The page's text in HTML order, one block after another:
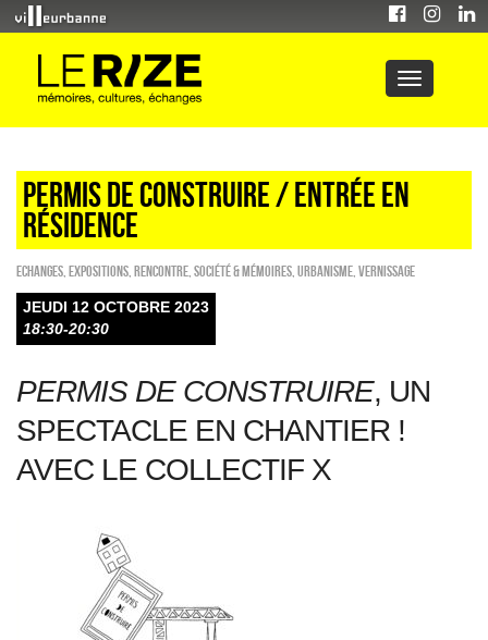
PERMIS DE CONSTRUIRE / Entrée en
résidence
ECHANGES EXPOSITIONS Rencontre Société & Mémoires Urbanisme Vernissage
JEUDI 12 OCTOBRE 2023
18:30-20:30
PERMIS DE CONSTRUIRE, UN
SPECTACLE EN CHANTIER !
AVEC LE COLLECTIF X